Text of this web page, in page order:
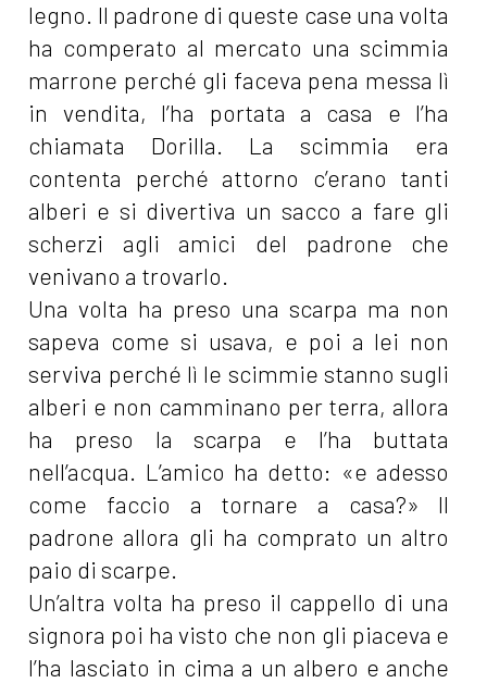
legno. Il padrone di queste case una volta
ha comperato al mercato una scimmia
marrone perché gli faceva pena messa lì
in vendita, l’ha portata a casa e l’ha
chiamata Dorilla. La scimmia era
contenta perché attorno c’erano tanti
alberi e si divertiva un sacco a fare gli
scherzi agli amici del padrone che
venivano a trovarlo.
Una volta ha preso una scarpa ma non
sapeva come si usava, e poi a lei non
serviva perché lì le scimmie stanno sugli
alberi e non camminano per terra, allora
ha preso la scarpa e l’ha buttata
nell’acqua. L’amico ha detto: «e adesso
come faccio a tornare a casa?» Il
padrone allora gli ha comprato un altro
paio di scarpe.
Un’altra volta ha preso il cappello di una
signora poi ha visto che non gli piaceva e
l’ha lasciato in cima a un albero e anche